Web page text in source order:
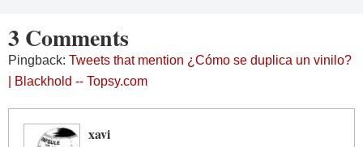
3 Comments
Pingback: Tweets that mention ¿Cómo se duplica un vinilo?
| Blackhold -- Topsy.com
xavi